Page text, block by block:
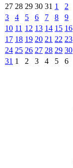
27 28 29 30 31 1
2
3
4 5 6 7 8
9
10 11 12 13 14 15 16
17 18 19 20 21 22 23
24 25 26 27 28 29 30
31 1 2 3 4 5 6